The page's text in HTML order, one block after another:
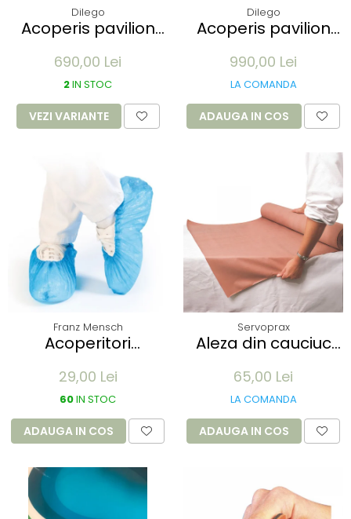
Dilego
Acoperis pavilion
diverse culori
690,00 Lei
2IN STOC
VEZI VARIANTE
Dilego
Acoperis pavilion
990,00 Lei
LA COMANDA
ADAUGA IN COS
Franz Mensch
Acoperitori
din CPE - albastru
41x15 cm, 25 my
unica folosinta - 100
buc
29,00 Lei
60IN STOC
ADAUGA IN COS
Servoprax
Aleza din cauciuc
90x100cm - culoare
alb
65,00 Lei
LA COMANDA
ADAUGA IN COS